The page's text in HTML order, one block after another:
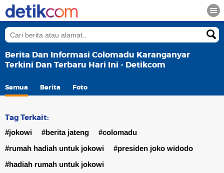
Berita Dan Informasi Colomadu Karanganyar
Terkini Dan Terbaru Hari Ini - Detikcom
Semua Berita Foto
Tag Terkait:
#jokowi #berita jateng
#colomadu
#rumah hadiah untuk jokowi
#presiden joko widodo
#hadiah rumah untuk jokowi